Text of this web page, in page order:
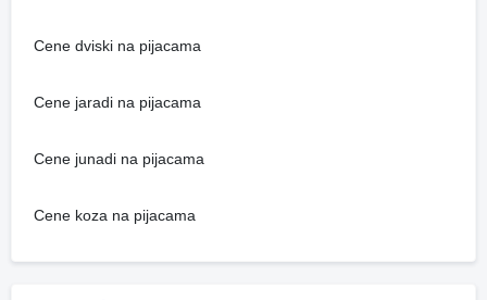
Cene dviski na pijacama
Cene jaradi na pijacama
Cene junadi na pijacama
Cene koza na pijacama